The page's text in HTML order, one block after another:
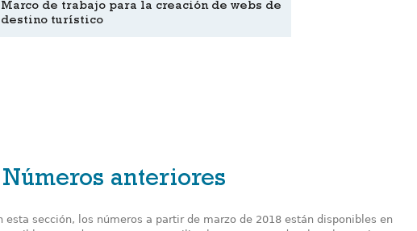
Marco de trabajo para la creación de webs de
destino turístico
Números anteriores
esta sección, los números a partir de marzo de 2018 están disponibles en